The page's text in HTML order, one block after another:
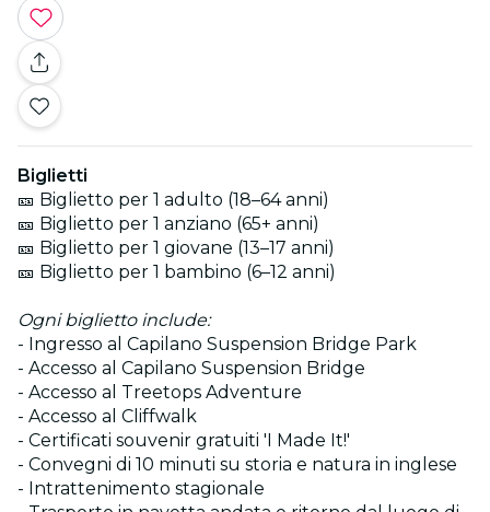
Biglietti
🎫 Biglietto per 1 adulto (18–64 anni)
🎫 Biglietto per 1 anziano (65+ anni)
🎫 Biglietto per 1 giovane (13–17 anni)
🎫 Biglietto per 1 bambino (6–12 anni)
Ogni biglietto include:
- Ingresso al Capilano Suspension Bridge Park
- Accesso al Capilano Suspension Bridge
- Accesso al Treetops Adventure
- Accesso al Cliffwalk
- Certificati souvenir gratuiti 'I Made It!'
- Convegni di 10 minuti su storia e natura in inglese
- Intrattenimento stagionale